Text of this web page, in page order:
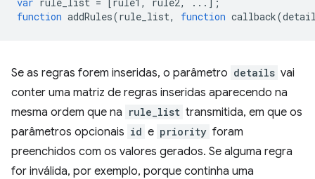
function addRules(rule_list, function callback(
Se as regras forem inseridas, o parâmetro details vai
conter uma matriz de regras inseridas aparecendo na
mesma ordem que na rule_list transmitida, em que os
parâmetros opcionais id e priority foram
preenchidos com os valores gerados. Se alguma regra
for inválida, por exemplo, porque continha uma